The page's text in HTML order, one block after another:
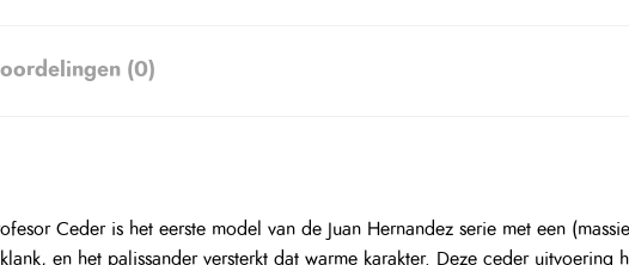
(0)
Ceder is het eerste model van de Juan Hernandez serie met een
en het palissander versterkt dat warme karakter. Deze ceder